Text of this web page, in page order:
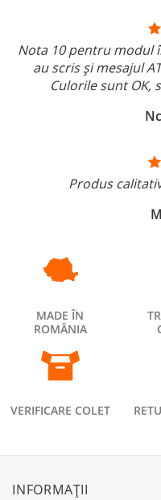
Nota 10 pentru modul
au scris și mesajul
Culorile sunt
Produs
MADE ÎN
ROMÂNIA
VERIFICARE COLET
INFORMAȚII